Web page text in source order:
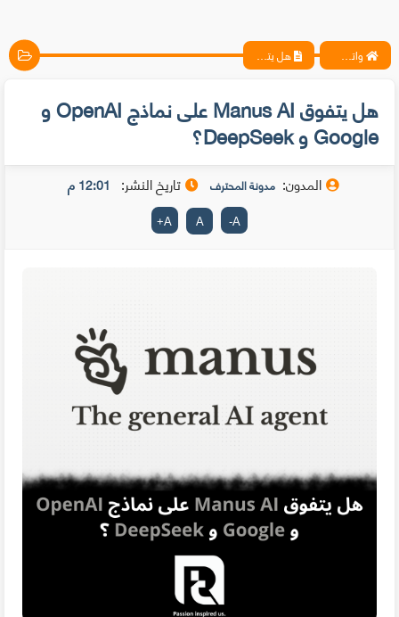
واتس آب ، فيسبوك ، أنترنت ، شروحات تقنية حصرية - المحترف هل يتفوق Manus AI على نماذج OpenAI و Google و DeepSeek؟
هل يتفوق Manus AI على نماذج OpenAI و
Google و DeepSeek؟
المدون: مدونة المحترف تاريخ النشر: 12:01 م
A
-
A
A
+